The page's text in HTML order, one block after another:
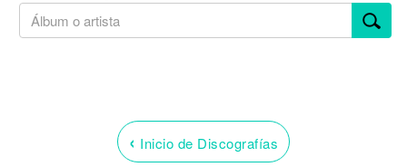
‹ Inicio de Discografías